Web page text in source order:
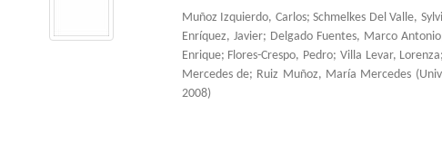
Muñoz Izquierdo, Carlos;Schmelkes Del Valle,
Enríquez, Javier; Delgado Fuentes, Marco Antonio
Enrique; Flores-Crespo, Pedro; Villa Levar, Lorenza
Mercedes de; Ruiz Muñoz, María Mercedes (
2008)